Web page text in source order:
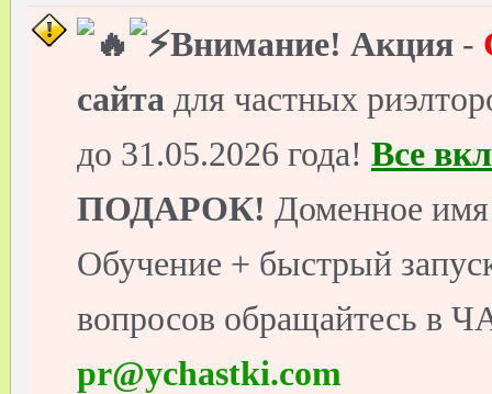
Внимание! Акция -
сайта для частных
до 31.05.2026 года! Все
ПОДАРОК! Доменное
Обучение + быстрый
вопросов обращайтесь в
pr@ychastki.com